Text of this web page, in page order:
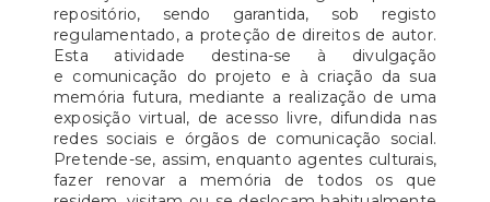
repositório, sendo garantida, sob registo
regulamentado, a proteção de direitos de autor.
Esta atividade destina-se à divulgação
e comunicação do projeto e à criação da sua
memória futura, mediante a realização de uma
exposição virtual, de acesso livre, difundida nas
redes sociais e órgãos de comunicação social.
Pretende-se, assim, enquanto agentes culturais,
fazer renovar a memória de todos os que